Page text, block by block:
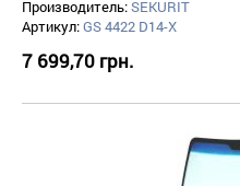
Производитель:SEKURIT
Артикул:GS 4422 D14-X
7 699,70 грн.